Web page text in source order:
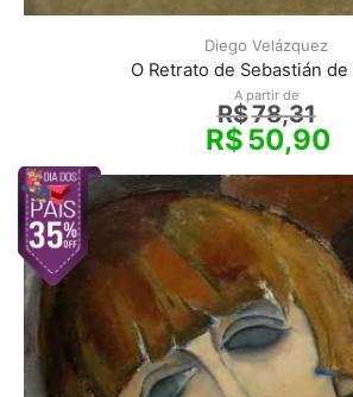
Diego Velázquez
O Retrato de Sebastián
A partir de
R$78,31
R$50,90